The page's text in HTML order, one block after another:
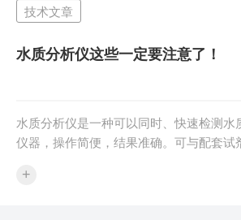
技术文章
水质分析仪这些一定要注意了！
水质分析仪是一种可以同时、快速检测水
仪器，操作简便，结果准确。可与配套试
到结果，便于野外采样，现采现测。水质
+